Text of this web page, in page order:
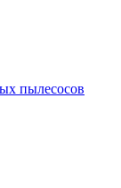
пылесосов